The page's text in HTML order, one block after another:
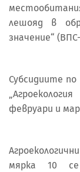
лешояд в
значение“
Субсидиите
февруари и
мярка 10